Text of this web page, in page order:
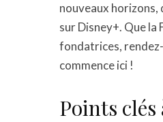
nouveaux horizons,
sur Disney+. Que
fondatrices,
commence ici !
Points